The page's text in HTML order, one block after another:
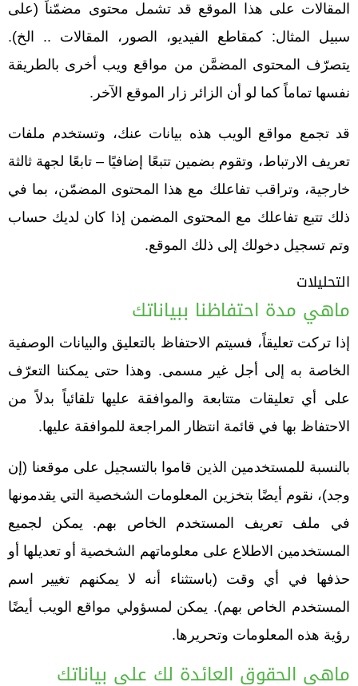
المقالات على هذا الموقع قد تشمل محتوى مضمّناً (على
سبيل المثال: كمقاطع الفيديو، الصور، المقالات .. الخ).
يتصرّف المحتوى المضمَّن من مواقع ويب أخرى بالطريقة
نفسها تماماً كما لو أن الزائر زار الموقع الآخر.
قد تجمع مواقع الويب هذه بيانات عنك، وتستخدم ملفات
تعريف الارتباط، وتقوم بضمين تتبعًا إضافيًا – تابعًا لجهة ثالثة
خارجية، وتراقب تفاعلك مع هذا المحتوى المضمّن، بما في
ذلك تتبع تفاعلك مع المحتوى المضمن إذا كان لديك حساب
وتم تسجيل دخولك إلى ذلك الموقع.
التحليلات
ماهي مدة احتفاظنا ببياناتك
إذا تركت تعليقاً، فسيتم الاحتفاظ بالتعليق والبيانات الوصفية
الخاصة به إلى أجل غير مسمى. وهذا حتى يمكننا التعرّف
على أي تعليقات متتابعة والموافقة عليها تلقائياً بدلاً من
الاحتفاظ بها في قائمة انتظار المراجعة للموافقة عليها.
بالنسبة للمستخدمين الذين قاموا بالتسجيل على موقعنا (إن
وجد)، نقوم أيضًا بتخزين المعلومات الشخصية التي يقدمونها
في ملف تعريف المستخدم الخاص بهم. يمكن لجميع
المستخدمين الاطلاع على معلوماتهم الشخصية أو تعديلها أو
حذفها في أي وقت (باستثناء أنه لا يمكنهم تغيير اسم
المستخدم الخاص بهم). يمكن لمسؤولي مواقع الويب أيضًا
رؤية هذه المعلومات وتحريرها.
ماهي الحقوق العائدة لك على بياناتك